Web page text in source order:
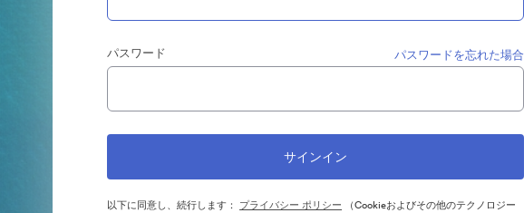
パスワード パスワードを忘れた場合
以下に同意し、続行します： プライバシー ポリシー （Cookieおよびその他のテクノロジー